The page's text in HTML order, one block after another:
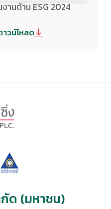
านด้าน ESG 2024
าวน์โหลด
ด (มหาชน)